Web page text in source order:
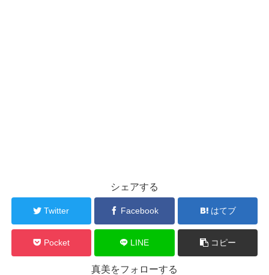
シェアする
Twitter Facebook はてブ
Pocket LINE コピー
真美をフォローする